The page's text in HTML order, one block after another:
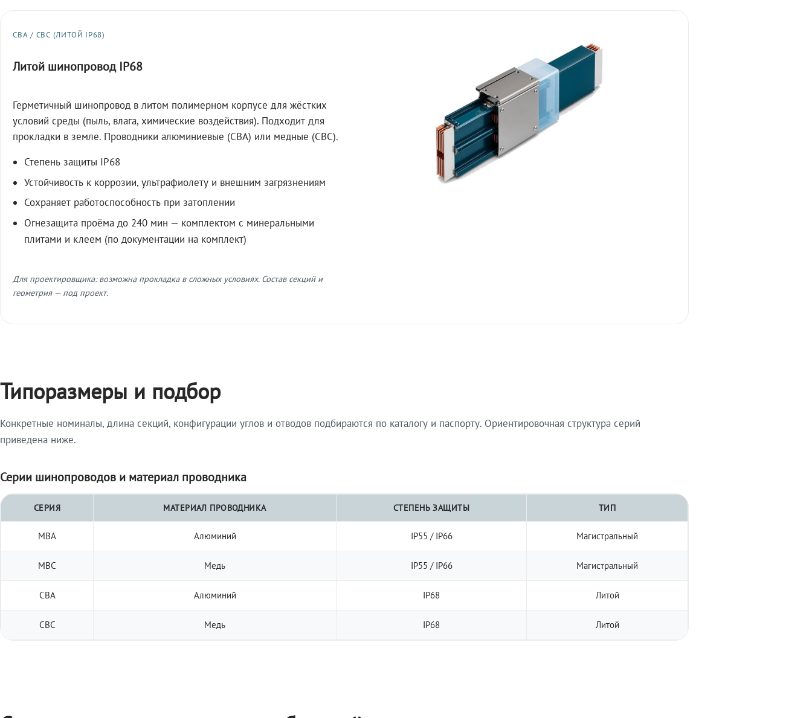
СВА / СВС (ЛИТОЙ IP68)
Литой шинопровод IP68
Герметичный шинопровод в литом полимерном корпусе для жёстких
условий среды (пыль, влага, химические воздействия). Подходит для
прокладки в земле. Проводники алюминиевые (СВА) или медные (СВС).
Степень защиты IP68
Устойчивость к коррозии, ультрафиолету и внешним загрязнениям
Сохраняет работоспособность при затоплении
Огнезащита проёма до 240 мин — комплектом с минеральными
плитами и клеем (по документации на комплект)
Для проектировщика: возможна прокладка в сложных условиях. Состав секций и
геометрия — под проект.
Типоразмеры и подбор
Конкретные номиналы, длина секций, конфигурации углов и отводов подбираются по каталогу и паспорту. Ориентировочная структура серий
приведена ниже.
Серии шинопроводов и материал проводника
СЕРИЯ МАТЕРИАЛ ПРОВОДНИКА СТЕПЕНЬ ЗАЩИТЫ ТИП
МВА Алюминий IP55 / IP66 Магистральный
МВС Медь IP55 / IP66 Магистральный
СВА Алюминий IP68 Литой
СВС Медь IP68 Литой